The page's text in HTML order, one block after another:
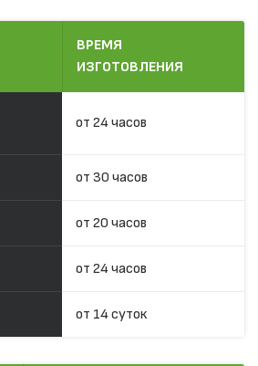
ВРЕМЯ
ИЗГОТОВЛЕНИЯ
от 24 часов
от 30 часов
от 20 часов
от 24 часов
от 14 суток